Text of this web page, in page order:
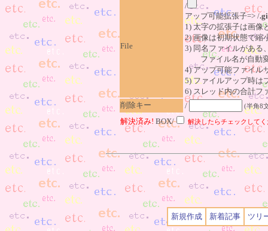
File
/
アップ可能拡張子=> /
1) 太字の拡張子は画像
2) 画像は初期状態で縮
3) 同名ファイルがある
ファイル名が自動
4) アップ可能ファイル
5) ファイルアップ時は
6) スレッド内の合計
削除キー
/ (半角8
解決済み! BOX/ 解決したらチェックして
新規作成 新着記事 ツリ